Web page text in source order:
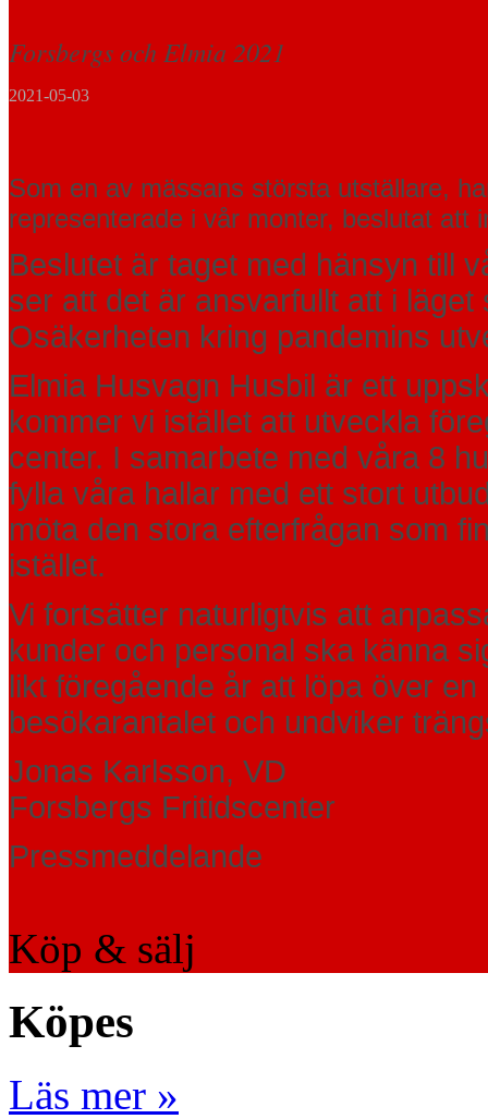
Forsbergs och Elmia 2021
2021-05-03
Som en av mässans största utställare,
representerade i vår monter, beslutat att
Beslutet är taget med hänsyn till
ser att det är ansvarfullt att i
Osäkerheten kring pandemins
Elmia Husvagn Husbil är ett
kommer vi istället att utveckla
center. I samarbete med våra 8
fylla våra hallar med ett stort
möta den stora efterfrågan som
istället.
Vi fortsätter naturligtvis att
kunder och personal ska känna
likt föregående år att löpa över
besökarantalet och undviker
Jonas Karlsson, VD
Forsbergs Fritidscenter
Pressmeddelande
Köp & sälj
Köpes
Läs mer »